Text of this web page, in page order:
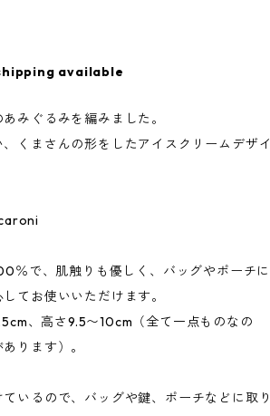
available
みぐるみを編みました。
くまさんの形をしたアイスクリームデザイ
％で、肌触りも優しく、バッグやポーチに
てお使いいただけます。
、高さ9.5〜10cm（全て一点ものなの
ります）。
いるので、バッグや鍵、ポーチなどに取り